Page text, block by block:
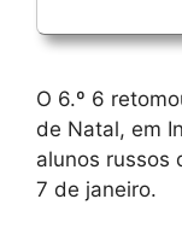
O 6.º 6
de Natal, em
alunos russos
7 de janeiro.